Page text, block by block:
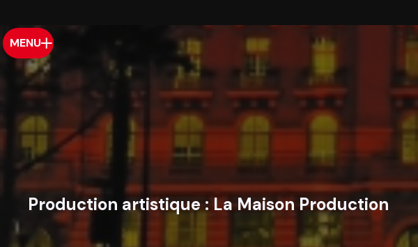
MENU
Production artistique : La Maison Production